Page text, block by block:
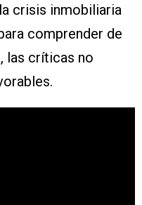
crisis inmobiliaria
comprender de
las críticas no